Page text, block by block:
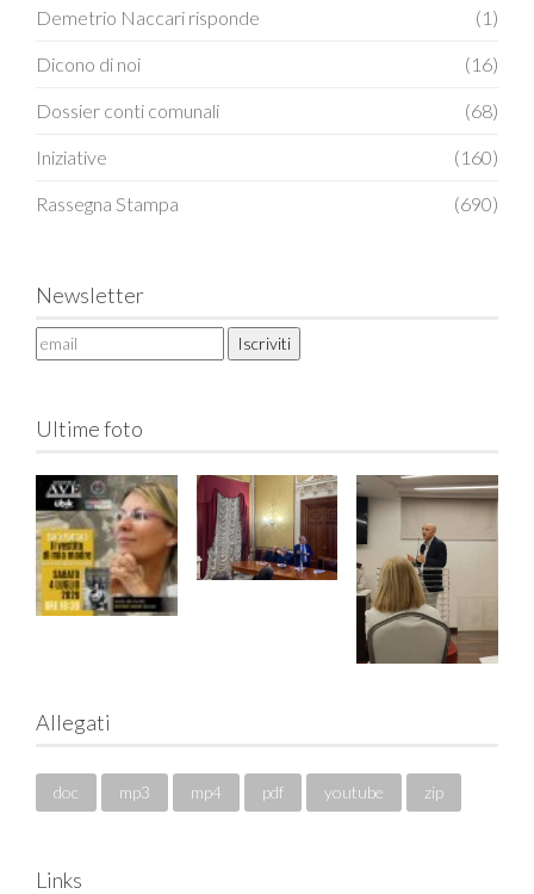
Demetrio Naccari risponde (1)
Dicono di noi (16)
Dossier conti comunali (68)
Iniziative (160)
Rassegna Stampa (690)
Newsletter
Ultime foto
Allegati
doc mp3 mp4 pdf youtube zip
Links